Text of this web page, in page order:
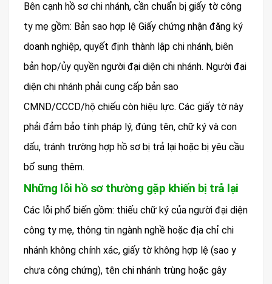
Bên cạnh hồ sơ chi nhánh, cần chuẩn bị giấy tờ công
ty mẹ gồm: Bản sao hợp lệ Giấy chứng nhận đăng ký
doanh nghiệp, quyết định thành lập chi nhánh, biên
bản họp/ủy quyền người đại diện chi nhánh. Người đại
diện chi nhánh phải cung cấp bản sao
CMND/CCCD/hộ chiếu còn hiệu lực. Các giấy tờ này
phải đảm bảo tính pháp lý, đúng tên, chữ ký và con
dấu, tránh trường hợp hồ sơ bị trả lại hoặc bị yêu cầu
bổ sung thêm.
Những lỗi hồ sơ thường gặp khiến bị trả lại
Các lỗi phổ biến gồm: thiếu chữ ký của người đại diện
công ty mẹ, thông tin ngành nghề hoặc địa chỉ chi
nhánh không chính xác, giấy tờ không hợp lệ (sao y
chưa công chứng), tên chi nhánh trùng hoặc gây